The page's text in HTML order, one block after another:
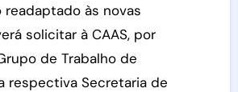
às novas
solicitar à CAAS, por
de Trabalho de
respectiva Secretaria de